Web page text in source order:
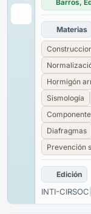
Barros,
Materias
Hormigón
Sismología
Diafragmas
Prevención
Edición
INTI-CIRSOC